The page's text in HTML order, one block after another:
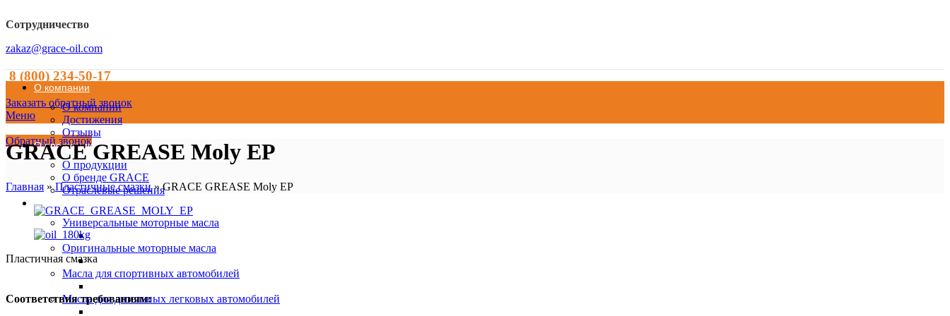
Сотрудничество
zakaz@grace-oil.com
8 (800) 234-50-17
Заказать обратный звонок
Меню
Обратный звонок
О компании
О компании
Достижения
Отзывы
О продукции
О продукции
О бренде GRACE
Отраслевые решения
Каталог
Универсальные моторные масла
Оригинальные моторные масла
Масла для спортивных автомобилей
Масла для дизельных легковых автомобилей
GRACE GREASE Moly EP
Главная »Пластичные смазки»GRACE GREASE Moly EP
Пластичная смазка
Соответствия требованиям: